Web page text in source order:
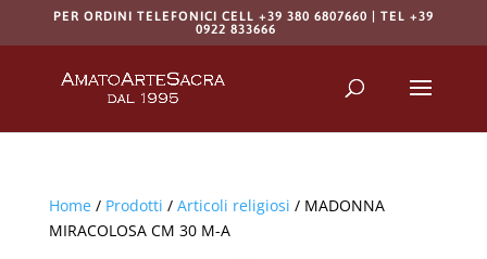
PER ORDINI TELEFONICI CELL +39 380 6807660 | TEL +39
0922 833666
Home/ Prodotti / Articoli religiosi / MADONNA
MIRACOLOSA CM 30 M-A